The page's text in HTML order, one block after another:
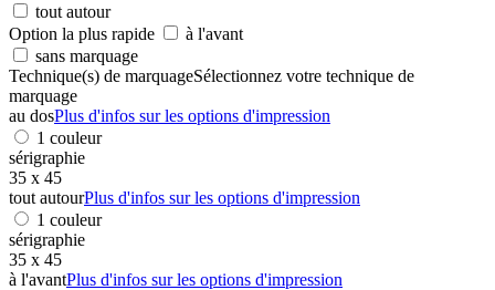
tout autour
Option la plus rapide
à l'avant
sans marquage
Technique(s) de marquageSélectionnez votre technique de
marquage
au dosPlus d'infos sur les options d'impression
1 couleur
sérigraphie
35 x 45
tout autourPlus d'infos sur les options d'impression
1 couleur
sérigraphie
35 x 45
à l'avantPlus d'infos sur les options d'impression